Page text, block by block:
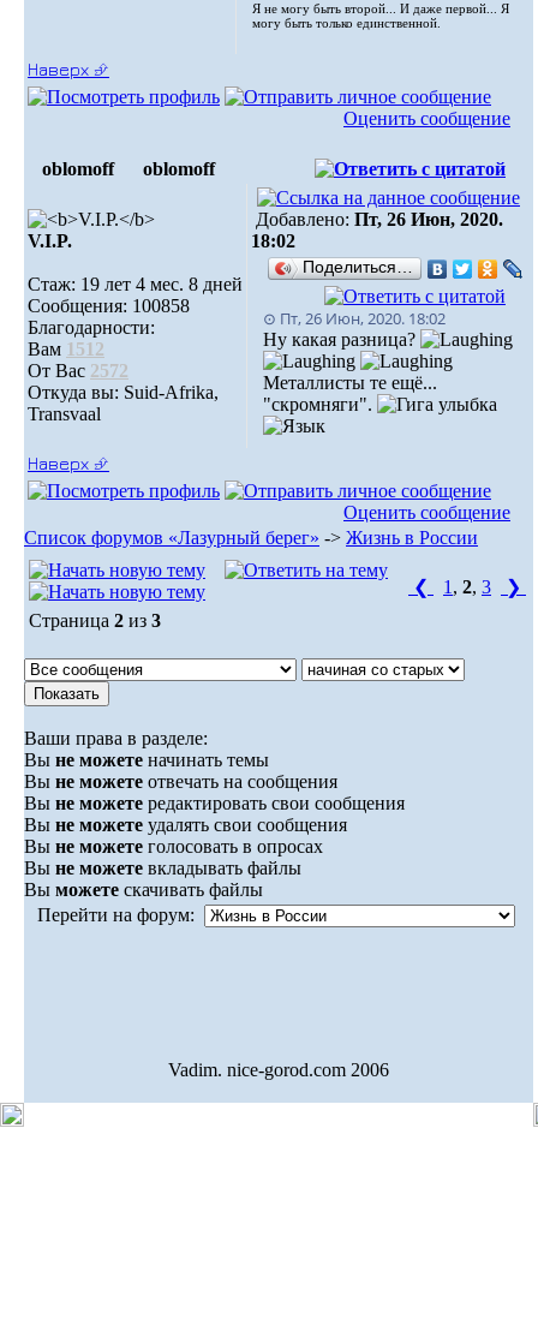
Я не могу быть второй... И даже первой... Я
могу быть только единственной.
Наверх ⮵
Оценить сообщение
oblomoff oblomoff
V.I.P.
Стаж: 19 лет 4 мес. 8 дней
Сообщения: 100858
Благодарности:
Вам 1512
От Вас 2572
Откуда вы: Suid-Afrika,
Transvaal
Добавлено: Пт, 26 Июн, 2020.
18:02
Поделиться…
⊙ Пт, 26 Июн, 2020. 18:02
Ну какая разница?
Металлисты те ещё...
"скромняги".
Наверх ⮵
Оценить сообщение
Список форумов «Лазурный берег» -> Жизнь в России
❮ 1 , 2, 3
❯
Страница 2 из 3
Ваши права в разделе:
Вы не можете начинать темы
Вы не можете отвечать на сообщения
Вы не можете редактировать свои сообщения
Вы не можете удалять свои сообщения
Вы не можете голосовать в опросах
Вы не можете вкладывать файлы
Вы можете скачивать файлы
Перейти на форум:
Vadim. nice-gorod.com 2006